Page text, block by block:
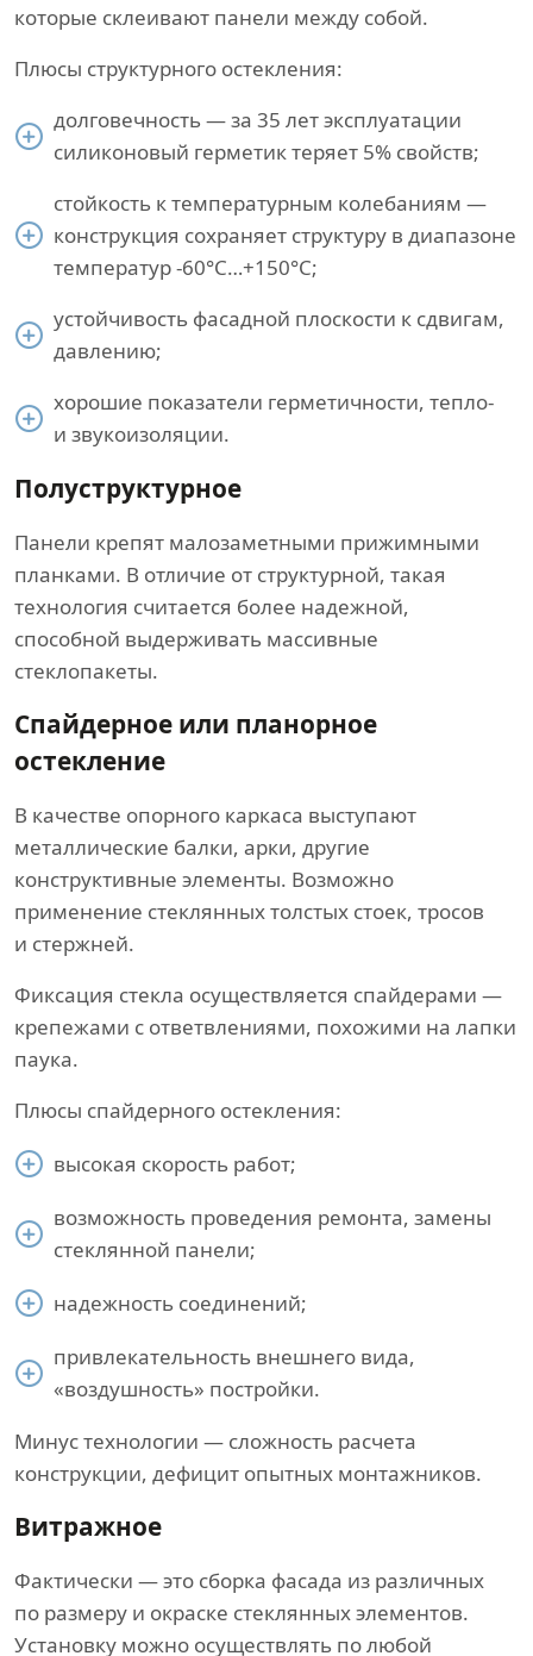
которые склеивают панели между собой.
Плюсы структурного остекления:
долговечность — за 35 лет эксплуатации
силиконовый герметик теряет 5% свойств;
стойкость к температурным колебаниям —
конструкция сохраняет структуру в диапазоне
температур -60°С…+150°С;
устойчивость фасадной плоскости к сдвигам,
давлению;
хорошие показатели герметичности, тепло-
и звукоизоляции.
Полуструктурное
Панели крепят малозаметными прижимными
планками. В отличие от структурной, такая
технология считается более надежной,
способной выдерживать массивные
стеклопакеты.
Спайдерное или планорное
остекление
В качестве опорного каркаса выступают
металлические балки, арки, другие
конструктивные элементы. Возможно
применение стеклянных толстых стоек, тросов
и стержней.
Фиксация стекла осуществляется спайдерами —
крепежами с ответвлениями, похожими на лапки
паука.
Плюсы спайдерного остекления:
высокая скорость работ;
возможность проведения ремонта, замены
стеклянной панели;
надежность соединений;
привлекательность внешнего вида,
«воздушность» постройки.
Минус технологии — сложность расчета
конструкции, дефицит опытных монтажников.
Витражное
Фактически — это сборка фасада из различных
по размеру и окраске стеклянных элементов.
Установку можно осуществлять по любой